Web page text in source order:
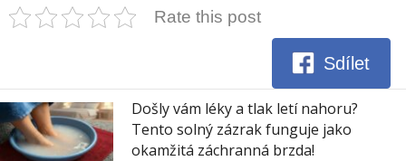
Rate this post
Sdílet
Došly vám léky a tlak letí nahoru?
Tento solný zázrak funguje jako
okamžitá záchranná brzda!